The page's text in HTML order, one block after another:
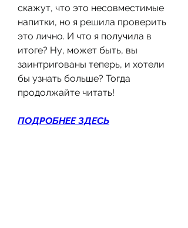
скажут, что это несовместимые
напитки, но я решила проверить
это лично. И что я получила в
итоге? Ну, может быть, вы
заинтригованы теперь, и хотели
бы узнать больше? Тогда
продолжайте читать!
ПОДРОБНЕЕ ЗДЕСЬ